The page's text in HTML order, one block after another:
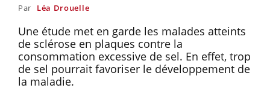
Par Léa Drouelle
Une étude met en garde les malades atteints
de sclérose en plaques contre la
consommation excessive de sel. En effet, trop
de sel pourrait favoriser le développement de
la maladie.